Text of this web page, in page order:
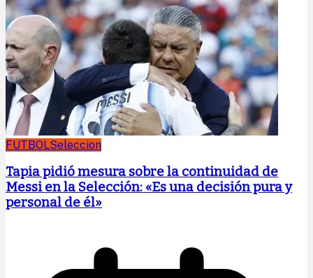
FUTBOLSeleccion
Tapia pidió mesura sobre la continuidad de
Messi en la Selección: «Es una decisión pura y
personal de él»